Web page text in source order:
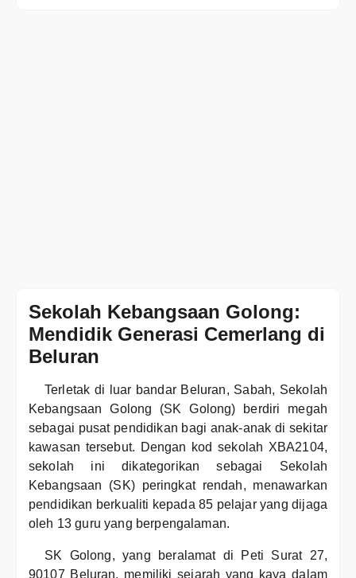
Sekolah Kebangsaan Golong:
Mendidik Generasi Cemerlang di
Beluran
Terletak di luar bandar Beluran, Sabah, Sekolah
Kebangsaan Golong (SK Golong) berdiri megah
sebagai pusat pendidikan bagi anak-anak di sekitar
kawasan tersebut. Dengan kod sekolah XBA2104,
sekolah ini dikategorikan sebagai Sekolah
Kebangsaan (SK) peringkat rendah, menawarkan
pendidikan berkualiti kepada 85 pelajar yang dijaga
oleh 13 guru yang berpengalaman.
SK Golong, yang beralamat di Peti Surat 27,
90107 Beluran, memiliki sejarah yang kaya dalam